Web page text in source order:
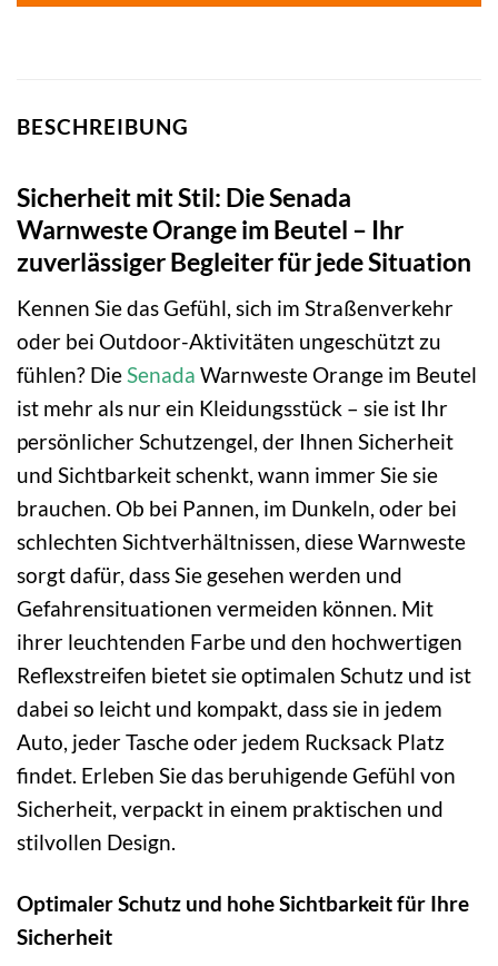
BESCHREIBUNG
Sicherheit mit Stil: Die Senada
Warnweste Orange im Beutel – Ihr
zuverlässiger Begleiter für jede Situation
Kennen Sie das Gefühl, sich im Straßenverkehr
oder bei Outdoor-Aktivitäten ungeschützt zu
fühlen? DieSenada Warnweste Orange im Beutel
ist mehr als nur ein Kleidungsstück – sie ist Ihr
persönlicher Schutzengel, der Ihnen Sicherheit
und Sichtbarkeit schenkt, wann immer Sie sie
brauchen. Ob bei Pannen, im Dunkeln, oder bei
schlechten Sichtverhältnissen, diese Warnweste
sorgt dafür, dass Sie gesehen werden und
Gefahrensituationen vermeiden können. Mit
ihrer leuchtenden Farbe und den hochwertigen
Reflexstreifen bietet sie optimalen Schutz und ist
dabei so leicht und kompakt, dass sie in jedem
Auto, jeder Tasche oder jedem Rucksack Platz
findet. Erleben Sie das beruhigende Gefühl von
Sicherheit, verpackt in einem praktischen und
stilvollen Design.
Optimaler Schutz und hohe Sichtbarkeit für Ihre
Sicherheit